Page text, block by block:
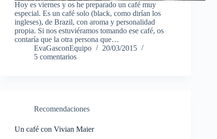
Hoy es viernes y os he preparado un café muy
especial. Es un café solo (black, como dirían los
ingleses), de Brazil, con aroma y personalidad
propia. Si nos estuviéramos tomando ese café, os
contaría que la otra persona que…
EvaGasconEquipo
20/03/2015
5 comentarios
Recomendaciones
Un café con Vivian Maier